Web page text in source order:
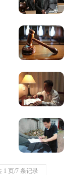
1 页/7 条记录